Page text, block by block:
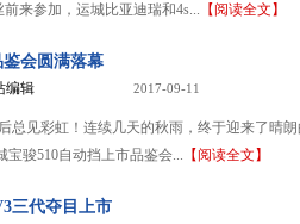
来参加，运城比亚迪瑞和4s... 【阅读全文】
会圆满落幕
编辑 2017-09-11
总见彩虹！连续几天的秋雨，终于迎来了晴
宝骏510自动挡上市品鉴会... 【阅读全文】
三代夺目上市